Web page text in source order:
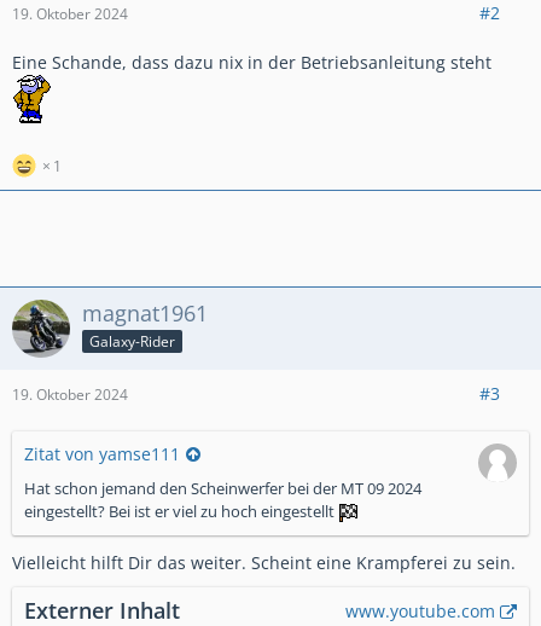
19. Oktober 2024 #2
Eine Schande, dass dazu nix in der Betriebsanleitung steht
1
magnat1961
Galaxy-Rider
19. Oktober 2024 #3
Zitat von yamse111
Hat schon jemand den Scheinwerfer bei der MT 09 2024
eingestellt? Bei ist er viel zu hoch eingestellt
Vielleicht hilft Dir das weiter. Scheint eine Krampferei zu sein.
Externer Inhalt
www.youtube.com